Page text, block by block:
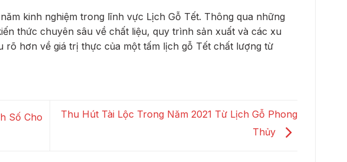
kinh nghiệm trong lĩnh vực Lịch Gỗ Tết. Thông qua những
thức chuyên sâu về chất liệu, quy trình sản xuất và các xu
rõ hơn về giá trị thực của một tấm lịch gỗ Tết chất lượng từ
Số Cho
Thu Hút Tài Lộc Trong Năm 2021 Từ Lịch Gỗ Phong
Thủy